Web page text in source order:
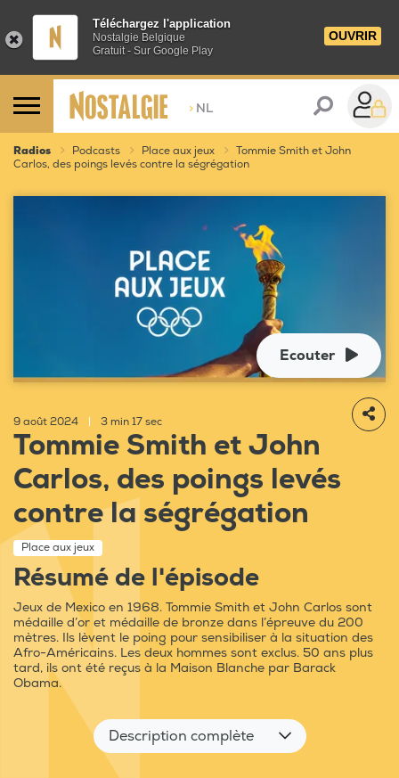
Téléchargez l'application
Nostalgie Belgique
Gratuit - Sur Google Play
OUVRIR
> NL
Radios Podcasts Place aux jeux
Tommie Smith et John
Carlos, des poings levés contre la ségrégation
Ecouter
9 août 2024 3 min 17 sec
Tommie Smith et John
Carlos, des poings levés
contre la ségrégation
Place aux jeux
Résumé de l'épisode
Jeux de Mexico en 1968. Tommie Smith et John Carlos sont
médaille d’or et médaille de bronze dans l’épreuve du 200
mètres. Ils lèvent le poing pour sensibiliser à la situation des
Afro-Américains. Les deux hommes sont exclus. 50 ans plus
tard, ils ont été reçus à la Maison Blanche par Barack
Obama.
Description complète